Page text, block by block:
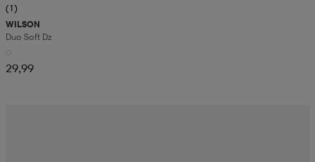
(1)
WILSON
Duo Soft Dz
29,99